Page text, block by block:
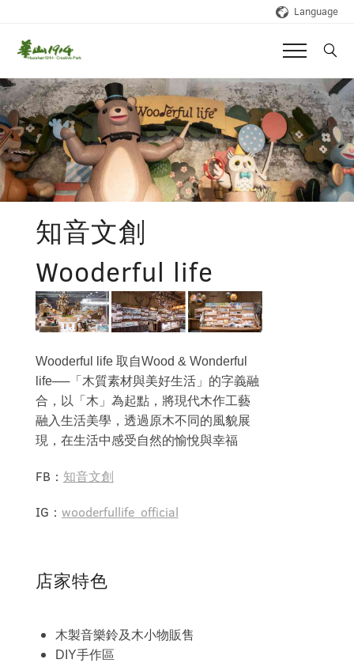
Language
知音文創
Wooderful life
Wooderful life 取自Wood & Wonderful
life──「木質素材與美好生活」的字義融
合，以「木」為起點，將現代木作工藝
融入生活美學，透過原木不同的風貌展
現，在生活中感受自然的愉悅與幸福
FB： 知音文創
IG： wooderfullife_official
店家特色
木製音樂鈴及木小物販售
DIY手作區